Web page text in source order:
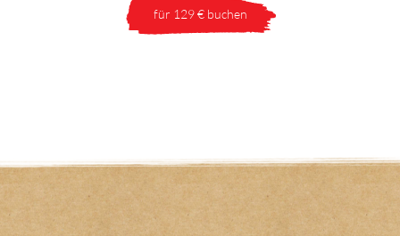
für 129 € buchen